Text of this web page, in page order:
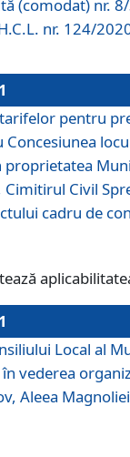
(comodat) nr.
nr. 124/
pentru
proprietatea
Civil
cadru de
Local al
vederea
Aleea